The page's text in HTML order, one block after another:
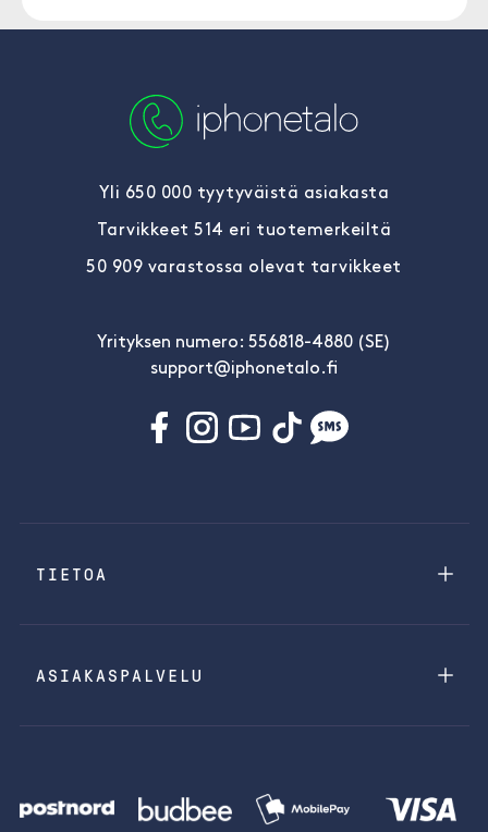
Yli 650 000 tyytyväistä asiakasta
Tarvikkeet 514 eri tuotemerkeiltä
50 909 varastossa olevat tarvikkeet
Yrityksen numero: 556818-4880 (SE)
support@iphonetalo.fi
TIETOA
ASIAKASPALVELU